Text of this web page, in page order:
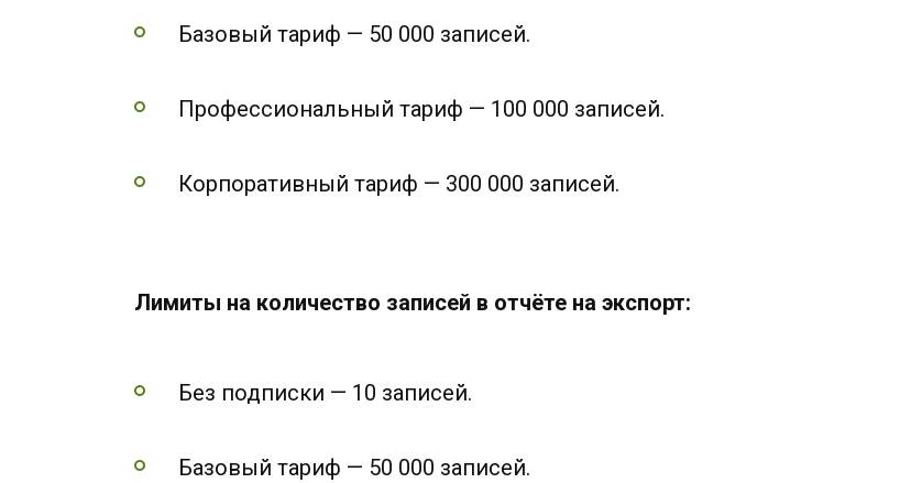
Базовый тариф — 50 000 записей.
Профессиональный тариф — 100 000 записей.
Корпоративный тариф — 300 000 записей.
Лимиты на количество записей в отчёте на экспорт:
Без подписки — 10 записей.
Базовый тариф — 50 000 записей.